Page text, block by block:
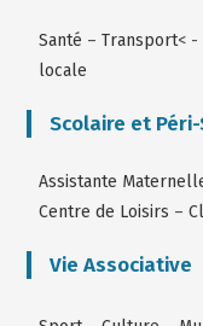
Santé –Transport< -
locale
Scolaire et
Assistante
Centre de Loisirs –
Vie Associative